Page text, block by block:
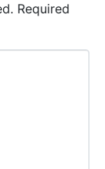
Required